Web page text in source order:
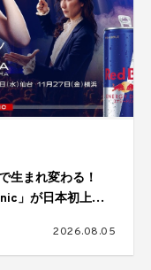
生まれ変わる！
」が日本初上
2026.08.05